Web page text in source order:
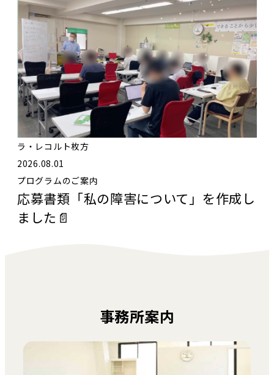
ラ・レコルト枚方
2026.08.01
プログラムのご案内
応募書類「私の障害について」を作成し
ました📄
事務所案内